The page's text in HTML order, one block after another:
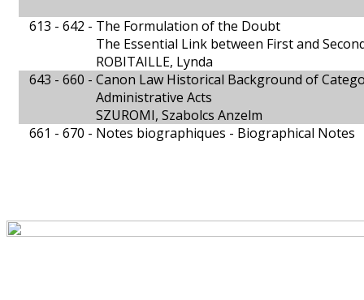
613 - 642 - The Formulation of the Doubt
The Essential Link between First and
ROBITAILLE, Lynda
643 - 660 - Canon Law Historical Background of
Administrative Acts
SZUROMI, Szabolcs Anzelm
661 - 670 - Notes biographiques - Biographical Notes